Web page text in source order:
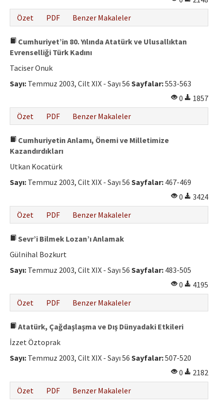
Özet
PDF Benzer Makaleler
Cumhuriyet’in 80. Yılında Atatürk ve Ulusallıktan
Evrenselliği Türk Kadını
Taciser Onuk
Sayı: Temmuz 2003, Cilt XIX - Sayı 56 Sayfalar:553-563
0
1857
Özet
PDF Benzer Makaleler
Cumhuriyetin Anlamı, Önemi ve Milletimize
Kazandırdıkları
Utkan Kocatürk
Sayı: Temmuz 2003, Cilt XIX - Sayı 56 Sayfalar: 467-469
0
3424
Özet
PDF Benzer Makaleler
Sevr’i Bilmek Lozan’ı Anlamak
Gülnihal Bozkurt
Sayı: Temmuz 2003, Cilt XIX - Sayı 56 Sayfalar: 483-505
0
4195
Özet
PDF Benzer Makaleler
Atatürk, Çağdaşlaşma ve Dış Dünyadaki Etkileri
İzzet Öztoprak
Sayı: Temmuz 2003, Cilt XIX - Sayı 56 Sayfalar:507-520
0
2182
Özet
PDF Benzer Makaleler